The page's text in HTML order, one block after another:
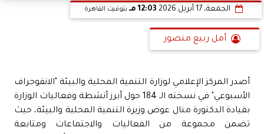
الجمعة، 17 أبريل 2026 12:03 مـ بتوقيت القاهرة
أمل ربيع منصور
أصدر المركز الإعلامي لوزارة التنمية المحلية والبيئة "الانفوجراف
الأسبوعي" في نسخته الـ 184 حول أبرز أنشطة وفعاليات الوزارة
بقيادة الدكتورة منال عوض وزيرة التنمية المحلية والبيئة، حيث
تضمن مجموعة من الفعاليات والاجتماعات ومتابعة